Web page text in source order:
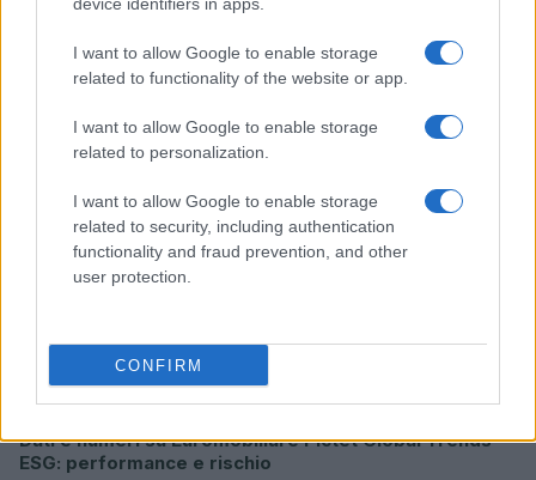
I want to allow Google to enable storage
related to functionality of the website or app.
I want to allow Google to enable storage
related to personalization.
I want to allow Google to enable storage
related to security, including authentication
functionality and fraud prevention, and other
user protection.
CONFIRM
Sanità sarda e transizione verde: tra case della
comunità, industria farmaceutica e tensioni politiche
ESG NEWS
Dati e numeri su Euromobiliare Pictet Global Trends
ESG: performance e rischio